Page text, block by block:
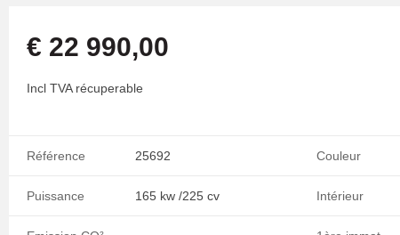
€ 22 990,00
Incl TVA récuperable
Référence 25692
Puissance 165 kw /225 cv
Couleur
Intérieur